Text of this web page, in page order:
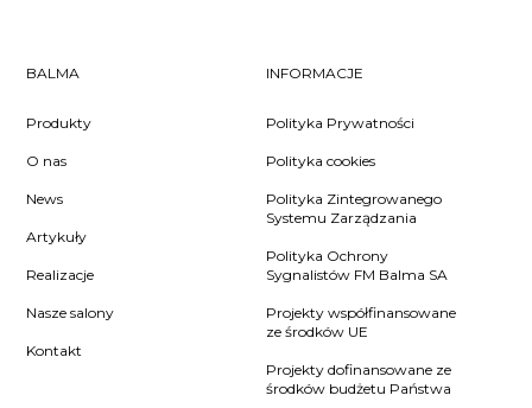
BALMA
Produkty
O nas
News
Artykuły
Realizacje
Nasze salony
Kontakt
INFORMACJE
Polityka Prywatności
Polityka cookies
Polityka Zintegrowanego
Systemu Zarządzania
Polityka Ochrony
Sygnalistów FM Balma SA
Projekty współfinansowane
ze środków UE
Projekty dofinansowane ze
środków budżetu Państwa